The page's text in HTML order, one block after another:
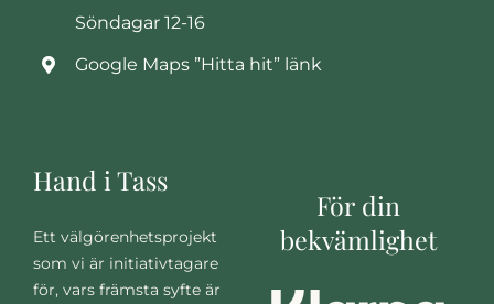
Söndagar 12-16
Google Maps ”Hitta hit” länk
Hand i Tass
Ett välgörenhetsprojekt
som vi är initiativtagare
för, vars främsta syfte är
För din
bekvämlighet